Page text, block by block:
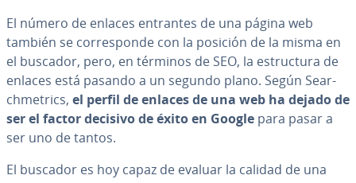
El número de enlaces entrantes de una página web
también se co­rre­s­po­n­de con la posición de la misma en
el buscador, pero, en términos de SEO, la es­tru­c­tu­ra de
enlaces está pasando a un segundo plano. Según Sea­r­
ch­me­tri­cs, el perfil de enlaces de una web ha dejado de
ser el factor decisivo de éxito en Google para pasar a
ser uno de tantos.
El buscador es hoy capaz de evaluar la calidad de una